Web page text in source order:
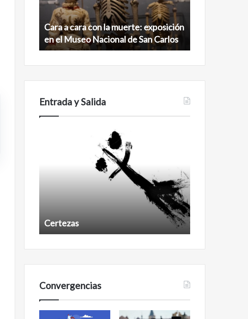
exposición
el
Museo
Nacional
Carlos
Cara a cara con la muerte: exposición
en el Museo Nacional de San Carlos
de
Entrada y Salida
Certezas
Convergencias